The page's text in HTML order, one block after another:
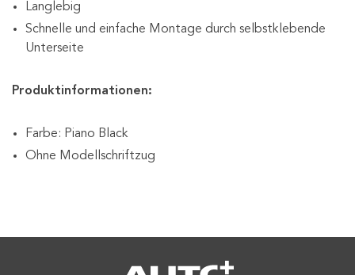
Langlebig
Schnelle und einfache Montage durch selbstklebende
Unterseite
Produktinformationen:
Farbe: Piano Black
Ohne Modellschriftzug